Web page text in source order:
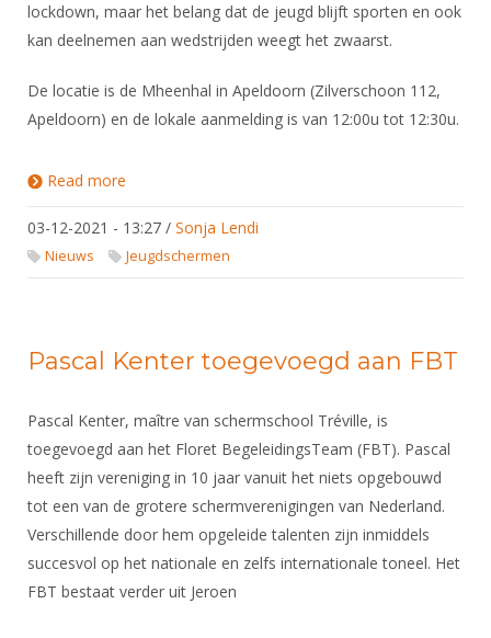
lockdown, maar het belang dat de jeugd blijft sporten en ook
kan deelnemen aan wedstrijden weegt het zwaarst.
De locatie is de Mheenhal in Apeldoorn (Zilverschoon 112,
Apeldoorn) en de lokale aanmelding is van 12:00u tot 12:30u.
Read more
03-12-2021 - 13:27 / Sonja Lendi
Nieuws Jeugdschermen
Pascal Kenter toegevoegd aan FBT
Pascal Kenter, maître van schermschool Tréville, is
toegevoegd aan het Floret BegeleidingsTeam (FBT). Pascal
heeft zijn vereniging in 10 jaar vanuit het niets opgebouwd
tot een van de grotere schermverenigingen van Nederland.
Verschillende door hem opgeleide talenten zijn inmiddels
succesvol op het nationale en zelfs internationale toneel. Het
FBT bestaat verder uit Jeroen